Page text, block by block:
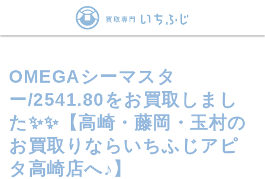
OMEGAシーマスタ
ー/2541.80をお買取しまし
た✨✨【高崎・藤岡・玉村の
お買取りならいちふじアピ
タ高崎店へ♪】